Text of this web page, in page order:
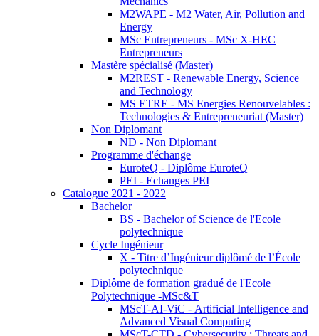
M2WAPE - M2 Water, Air, Pollution and
Energy
MSc Entrepreneurs - MSc X-HEC
Entrepreneurs
Mastère spécialisé (Master)
M2REST - Renewable Energy, Science
and Technology
MS ETRE - MS Energies Renouvelables :
Technologies & Entrepreneuriat (Master)
Non Diplomant
ND - Non Diplomant
Programme d'échange
EuroteQ - Diplôme EuroteQ
PEI - Echanges PEI
Catalogue 2021 - 2022
Bachelor
BS - Bachelor of Science de l'Ecole
polytechnique
Cycle Ingénieur
X - Titre d’Ingénieur diplômé de l’École
polytechnique
Diplôme de formation gradué de l'Ecole
Polytechnique -MSc&T
MScT-AI-ViC - Artificial Intelligence and
Advanced Visual Computing